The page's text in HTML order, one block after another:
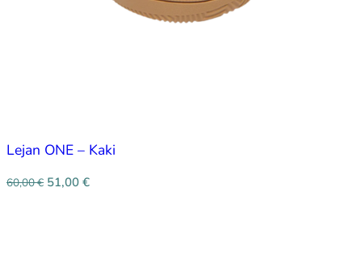
Lejan ONE – Kaki
60,00€ 51,00 €